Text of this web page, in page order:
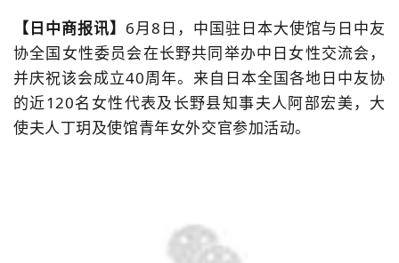
【日中商报讯】 6月8日，中国驻日本大使馆与日中友
协全国女性委员会在长野共同举办中日女性交流会，
并庆祝该会成立40周年。来自日本全国各地日中友协
的近120名女性代表及长野县知事夫人阿部宏美，大
使夫人丁玥及使馆青年女外交官参加活动。